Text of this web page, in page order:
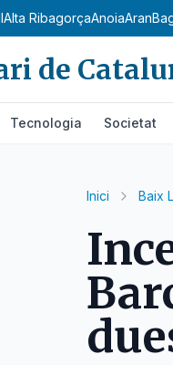
Alta RibagorçaAnoiaAran
de
Tecnologia Societat
Inici Baix